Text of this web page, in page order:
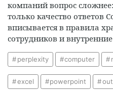
компаний вопрос
только качество ответов
вписывается в правила
сотрудников и
perplexity computer
excel powerpoint